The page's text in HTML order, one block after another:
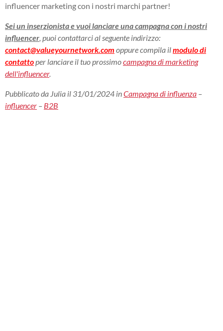
influencer marketing con i nostri marchi partner!
Sei un inserzionista e vuoi lanciare una campagna con i nostri
influencer , puoi contattarci al seguente indirizzo:
contact@valueyournetwork.com oppure compila ilmodulo di
contatto per lanciare il tuo prossimocampagna di marketing
dell'influencer.
Pubblicato da Julia il 31/01/2024 inCampagna di influenza –
influencer – B2B